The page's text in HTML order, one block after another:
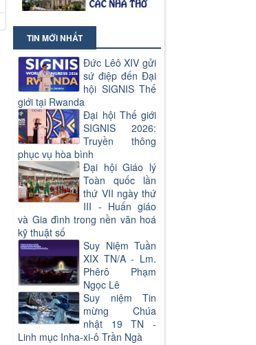
TIN MỚI NHẤT
Đức Lêô XIV gửi
sứ điệp đến Đại
hội SIGNIS Thế
giới tại Rwanda
Đại hội Thế giới
SIGNIS 2026:
Truyền thông
phục vụ hòa bình
Đại hội Giáo lý
Toàn quốc lần
thứ VII ngày thứ
III - Huấn giáo
và Gia đình trong nền văn hoá
kỹ thuật số
Suy Niệm Tuần
XIX TN/A - Lm.
Phêrô Phạm
Ngọc Lê
Suy niệm Tin
mừng Chúa
nhật 19 TN -
Linh mục Inha-xi-ô Trần Ngà